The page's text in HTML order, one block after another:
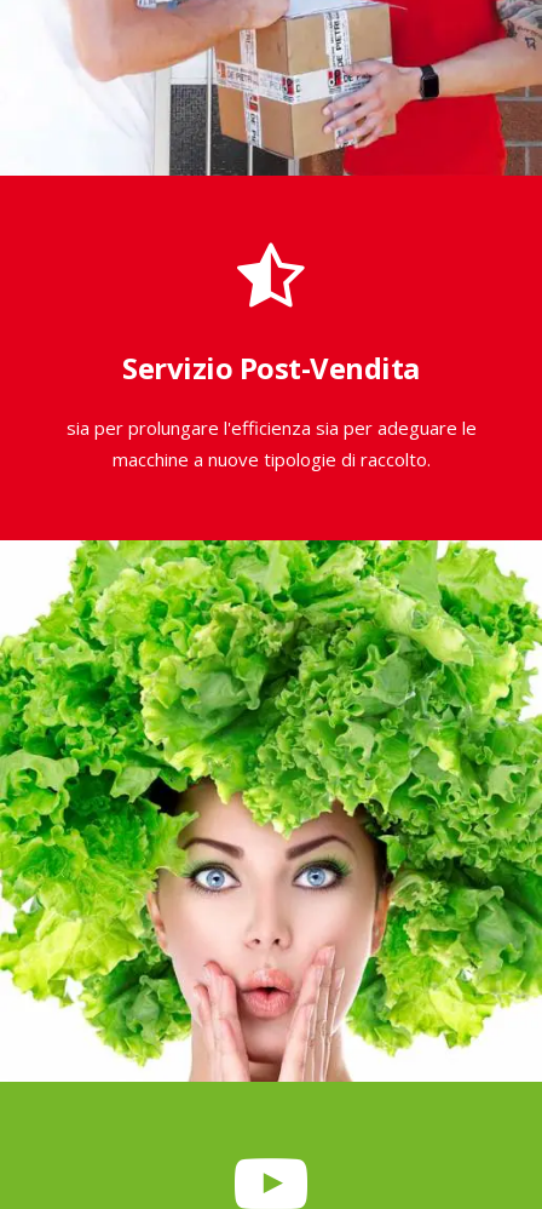
Raccoglitrici per Rosmarino
Servizio Post-Vendita
sia per prolungare l'efficienza sia per adeguare le
macchine a nuove tipologie di raccolto.